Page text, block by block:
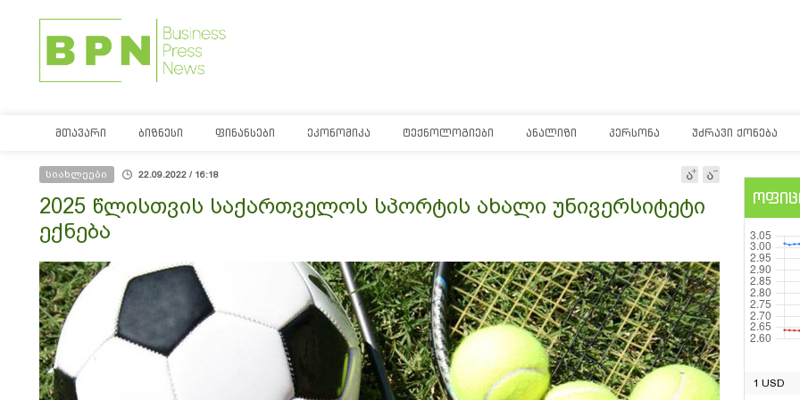
ᲛᲗᲐᲕᲐᲠᲘ ᲑᲘᲖᲜᲔᲡᲘ ᲤᲘᲜᲐᲜᲡᲔᲑᲘ ᲔᲙᲝᲜᲝᲛᲘᲙᲐ ᲢᲔᲥᲜᲝᲚᲝᲒᲘᲔᲑᲘ ᲐᲜᲐᲚᲘᲖᲘ ᲞᲔᲠᲡᲝᲜᲐ ᲣᲫᲠᲐᲕᲘ ᲥᲝᲜᲔᲑᲐ
სიახლეები 22.09.2022 / 16:18
2025 წლისთვის საქართველოს სპორტის ახალი უნივერსიტეტი
ექნება
1 USD